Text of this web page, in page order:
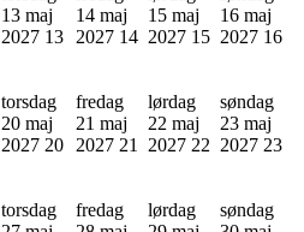
13 maj
2027 13
14 maj
2027 14
15 maj
2027 15
16 maj
2027 16
torsdag
20 maj
2027 20
fredag
21 maj
2027 21
lørdag
22 maj
2027 22
søndag
23 maj
2027 23
torsdag
fredag
lørdag
søndag